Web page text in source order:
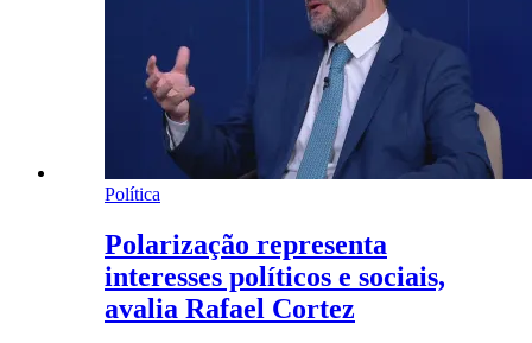
Política
Polarização representa
interesses políticos e sociais,
avalia Rafael Cortez